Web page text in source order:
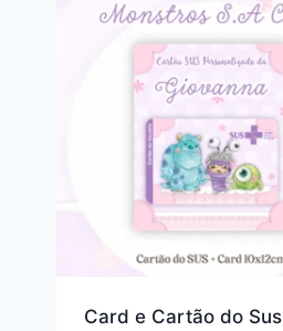
Card e Cartão do Sus